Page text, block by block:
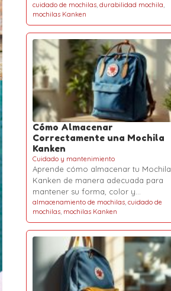
cuidado de mochilas, durabilidad mochila,
mochilas Kanken
Cómo Almacenar
Correctamente una Mochila
Kanken
Cuidado y mantenimiento
Aprende cómo almacenar tu Mochila
Kanken de manera adecuada para
mantener su forma, color y…
almacenamiento de mochilas, cuidado de
mochilas, mochilas Kanken